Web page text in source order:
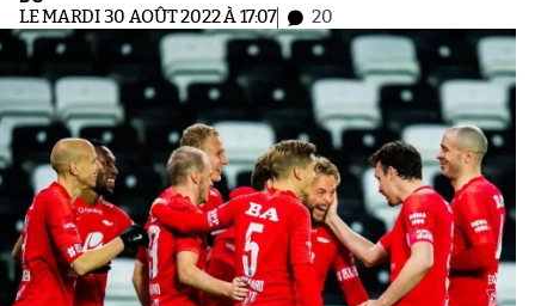
LE MARDI 30 AOÛT 2022 À 17:07 20